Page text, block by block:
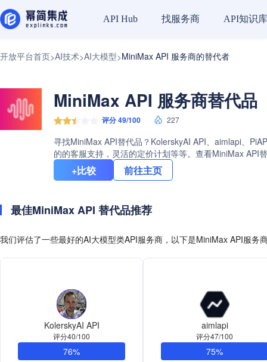
API Hub 找服务商 API知识库
开放平台首页>AI技术>AI大模型>MiniMax API 服务商的替代者
MiniMax API 服务商替代品
评分 49/100 227
寻找MiniMax API替代品？KolerskyAI API、aimlapi、
的的客服支持，灵活的定价计划等等。查看MiniMax API
+比较 前往主页
最佳MiniMax API 替代品推荐
我们评估了一些最好的AI大模型类API服务商，以下是MiniMax API服务
KolerskyAI API
评分40/100
76%
aimlapi
评分47/100
75%